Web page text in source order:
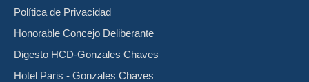
Política de Privacidad
Honorable Concejo Deliberante
Digesto HCD-Gonzales Chaves
Hotel Paris - Gonzales Chaves